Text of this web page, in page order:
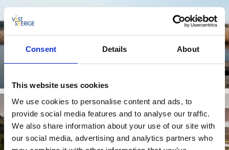
Consent Details About
This website uses cookies
We use cookies to personalise content and ads, to
provide social media features and to analyse our traffic.
We also share information about your use of our site with
our social media, advertising and analytics partners who
Vandringspaket med relax